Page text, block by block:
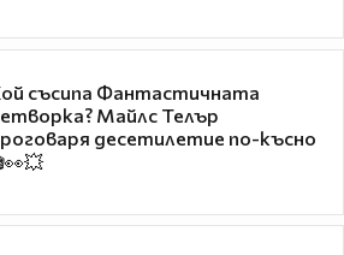
съсипа Фантастичната
Майлс Телър
десетилетие по-късно